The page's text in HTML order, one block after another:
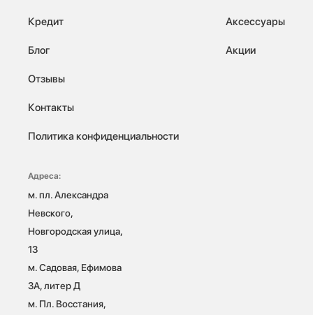
Кредит
Блог
Отзывы
Контакты
Политика конфиденциальности
Аксессуары
Акции
Адреса:
м. пл. Александра
Невского,
Новгородская улица,
13
м. Садовая, Ефимова
3А, литер Д
м. Пл. Восстания,